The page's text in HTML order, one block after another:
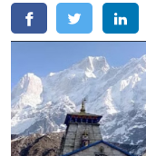
उत्तराखंड
चंपावत
चमोली